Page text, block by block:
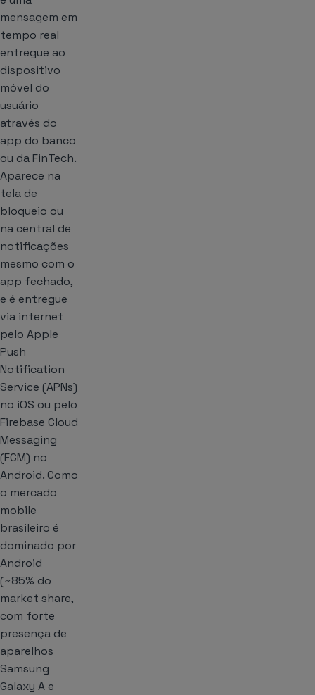
mensagem em
tempo real
entregue ao
dispositivo
móvel do
usuário
através do
app do banco
ou da FinTech.
Aparece na
tela de
bloqueio ou
na central de
notificações
mesmo com o
app fechado,
e é entregue
via internet
pelo Apple
Push
Notification
Service (APNs)
no iOS ou pelo
Firebase Cloud
Messaging
(FCM) no
Android. Como
o mercado
mobile
brasileiro é
dominado por
Android
(~85% do
market share,
com forte
presença de
aparelhos
Samsung
Galaxy A e